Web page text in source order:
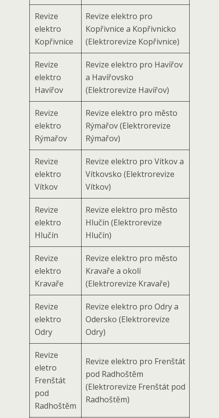
Revize
elektro
Kopřivnice
Revize elektro pro
Kopřivnice a Kopřivnicko
(Elektrorevize Kopřivnice)
Revize
elektro
Havířov
Revize elektro pro Havířov
a Havířovsko
(Elektrorevize Havířov)
Revize
elektro
Rýmařov
Revize elektro pro město
Rýmařov (Elektrorevize
Rýmařov)
Revize
elektro
Vítkov
Revize elektro pro Vítkov a
Vítkovsko (Elektrorevize
Vítkov)
Revize
elektro
Hlučín
Revize elektro pro město
Hlučín (Elektrorevize
Hlučín)
Revize
elektro
Kravaře
Revize elektro pro město
Kravaře a okolí
(Elektrorevize Kravaře)
Revize
elektro
Odry
Revize elektro pro Odry a
Odersko (Elektrorevize
Odry)
Revize
eletro
Frenštát
pod
Radhoštěm
Revize elektro pro Frenštát
pod Radhoštěm
(Elektrorevize Frenštát pod
Radhoštěm)